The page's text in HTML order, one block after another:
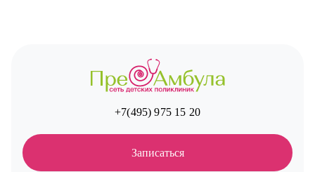
+7(495) 975 15 20
Записаться